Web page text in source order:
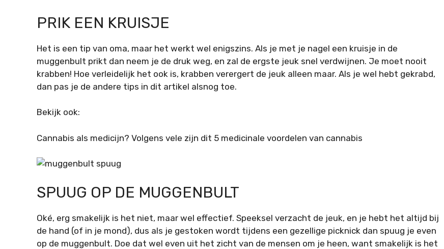
PRIK EEN KRUISJE
Het is een tip van oma, maar het werkt wel enigszins. Als je met je nagel een kruisje in de
muggenbult prikt dan neem je de druk weg, en zal de ergste jeuk snel verdwijnen. Je moet nooit
krabben! Hoe verleidelijk het ook is, krabben verergert de jeuk alleen maar. Als je wel hebt gekrabd,
dan pas je de andere tips in dit artikel alsnog toe.
Bekijk ook:
Cannabis als medicijn? Volgens vele zijn dit 5 medicinale voordelen van cannabis
SPUUG OP DE MUGGENBULT
Oké, erg smakelijk is het niet, maar wel effectief. Speeksel verzacht de jeuk, en je hebt het altijd bij
de hand (of in je mond), dus als je gestoken wordt tijdens een gezellige picknick dan spuug je even
op de muggenbult. Doe dat wel even uit het zicht van de mensen om je heen, want smakelijk is het